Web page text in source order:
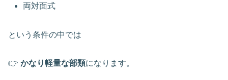
両対面式
という条件の中では
👉 かなり軽量な部類になります。